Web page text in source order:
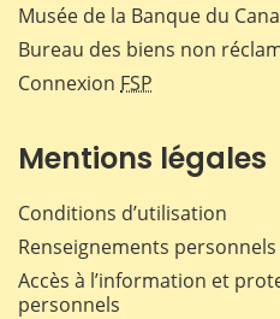
Musée de la Banque du
Bureau des biens non
Connexion FSP
Mentions légales
Conditions d’utilisation
Renseignements personnels
Accès à l’information et
personnels